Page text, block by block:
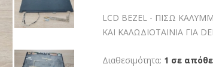
LCD BEZEL - ΠΙΣΩ
ΚΑΙ ΚΑΛΩΔΙΟΤΑΙΝΙΑ ΓΙΑ
Διαθεσιμότητα: 1 σε